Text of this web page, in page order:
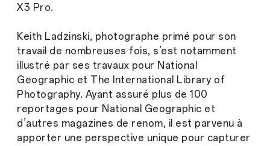
X3 Pro.
Keith Ladzinski, photographe primé pour son
travail de nombreuses fois, s’est notamment
illustré par ses travaux pour National
Geographic et The International Library of
Photography. Ayant assuré plus de 100
reportages pour National Geographic et
d’autres magazines de renom, il est parvenu à
apporter une perspective unique pour capturer